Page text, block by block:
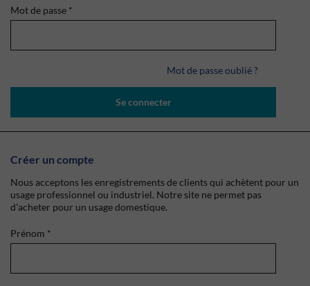
Mot de passe *
Mot de passe oublié ?
Se connecter
Créer un compte
Nous acceptons les enregistrements de clients qui achètent pour un
usage professionnel ou industriel. Notre site ne permet pas
d'acheter pour un usage domestique.
Prénom *